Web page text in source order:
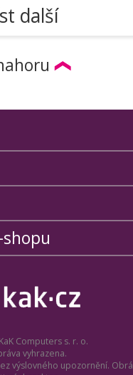
další
Computers s. r. o.
vyhrazena.
výslovného upozornění.